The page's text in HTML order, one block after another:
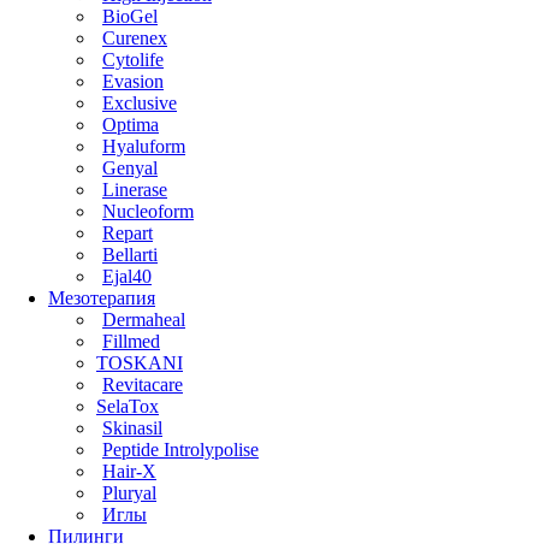
BioGel
Curenex
Cytolife
Evasion
Exclusive
Optima
Hyaluform
Genyal
Linerase
Nucleoform
Repart
Bellarti
Ejal40
Мезотерапия
Dermaheal
Fillmed
TOSKANI
Revitacare
SelaTox
Skinasil
Peptide Introlypolise
Hair-X
Pluryal
Иглы
Пилинги